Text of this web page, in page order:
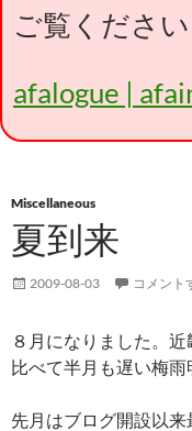
ご覧ください
afalogue |
Miscellaneous
夏到来
2009-08-03 コメント
８月になりました。
比べて半月も遅い梅雨
先月はブログ開設以